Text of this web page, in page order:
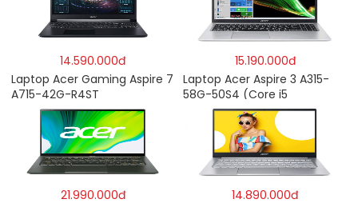
14.590.000đ
Laptop Acer Gaming Aspire 7
A715-42G-R4ST
NH.QAYSV.004 (R5
5500U/8GB RAM/256GB
SSD/15.6″FHD IPS/GTX1650
4GB/Win10) – Hàng chính
hãng
15.190.000đ
Laptop Acer Aspire 3 A315-
58G-50S4 (Core i5
1135G7/8GB
RAM/512GB/15.6″FHD/MX350
2GB/Win 10/Bạc)
21.990.000đ
14.890.000đ